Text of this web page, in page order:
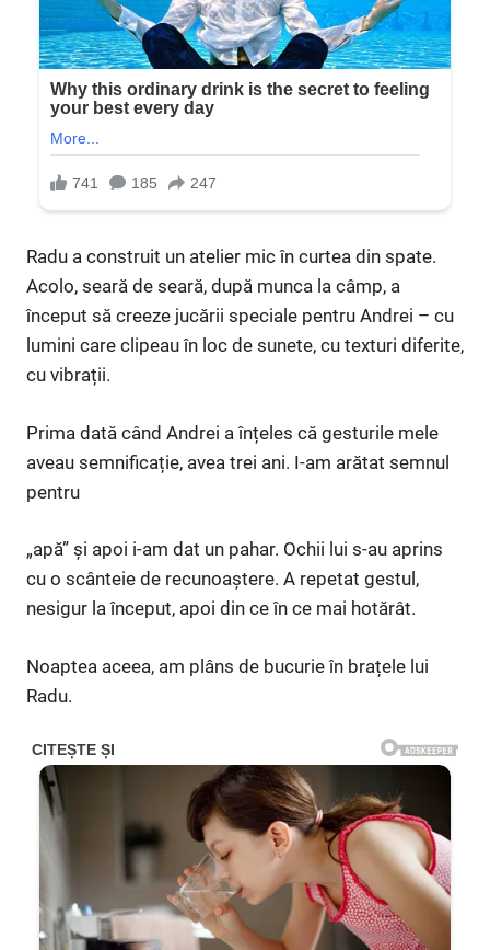
Radu a construit un atelier mic în curtea din spate.
Acolo, seară de seară, după munca la câmp, a
început să creeze jucării speciale pentru Andrei – cu
lumini care clipeau în loc de sunete, cu texturi diferite,
cu vibrații.
Prima dată când Andrei a înțeles că gesturile mele
aveau semnificație, avea trei ani. I-am arătat semnul
pentru
„apă” și apoi i-am dat un pahar. Ochii lui s-au aprins
cu o scânteie de recunoaștere. A repetat gestul,
nesigur la început, apoi din ce în ce mai hotărât.
Noaptea aceea, am plâns de bucurie în brațele lui
Radu.